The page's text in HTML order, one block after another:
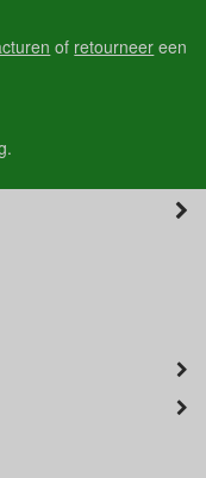
of retourneer een